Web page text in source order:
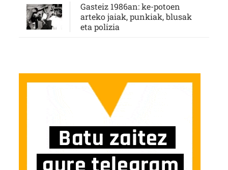
Gasteiz 1986an: ke-potoen
arteko jaiak, punkiak, blusak
eta polizia